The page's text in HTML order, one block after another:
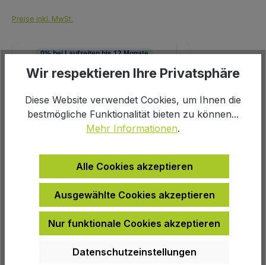
Preise inkl. MwSt.
Produkt Anzahl: Gib denIn den Warenkorb
Zur Wunschliste hinzufügen
Produktnummer:GG350
Wir respektieren Ihre Privatsphäre
Diese Website verwendet Cookies, um Ihnen die
bestmögliche Funktionalität bieten zu können...
Mehr Informationen.
Alle Cookies akzeptieren
Ausgewählte Cookies akzeptieren
Nur funktionale Cookies akzeptieren
Datenschutzeinstellungen